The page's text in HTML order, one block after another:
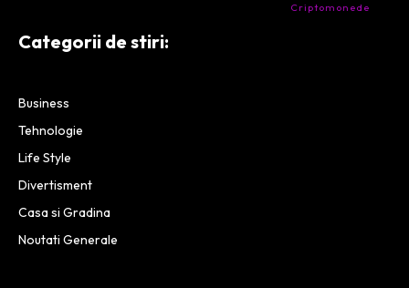
Criptomonede
Categorii de stiri:
Business
Tehnologie
Life Style
Divertisment
Casa si Gradina
Noutati Generale